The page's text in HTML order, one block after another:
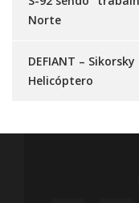
Norte
DEFIANT –
Helicóptero